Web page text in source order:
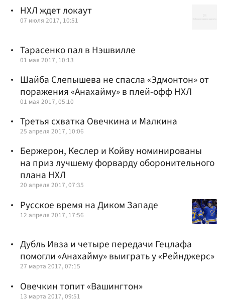
НХЛ ждет локаут
07 июля 2017, 10:51
Тарасенко пал в Нэшвилле
01 мая 2017, 10:13
Шайба Слепышева не спасла «Эдмонтон» от
поражения «Анахайму» в плей-офф НХЛ
01 мая 2017, 05:10
Третья схватка Овечкина и Малкина
25 апреля 2017, 10:06
Бержерон, Кеслер и Койву номинированы
на приз лучшему форварду оборонительного
плана НХЛ
20 апреля 2017, 07:35
Русское время на Диком Западе
12 апреля 2017, 17:56
Дубль Ивза и четыре передачи Гецлафа
помогли «Анахайму» выиграть у «Рейнджерс»
27 марта 2017, 07:15
Овечкин топит «Вашингтон»
13 марта 2017, 09:51